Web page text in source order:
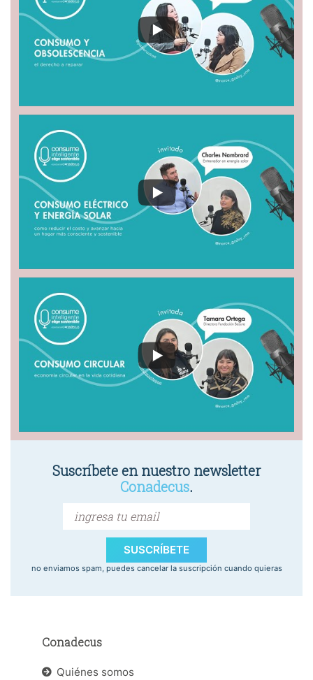
Suscríbete en nuestro newsletter
Conadecus.
SUSCRÍBETE
no enviamos spam, puedes cancelar la suscripción cuando quieras
Conadecus
Quiénes somos